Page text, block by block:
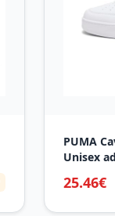
PUMA
Unisex
25.46€